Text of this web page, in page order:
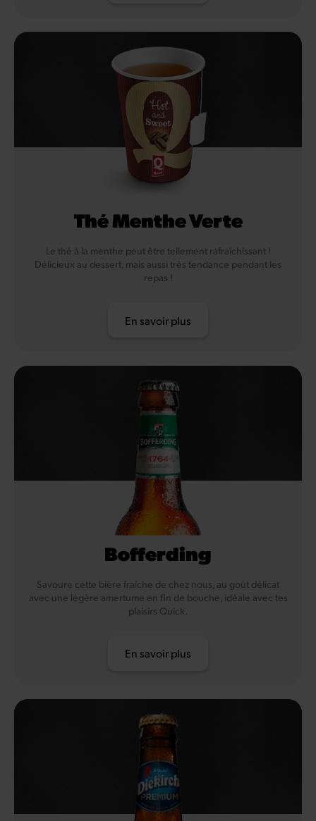
Thé Menthe Verte
Le thé à la menthe peut être tellement rafraîchissant !
Délicieux au dessert, mais aussi très tendance pendant les
repas !
En savoir plus
Bofferding
Savoure cette bière fraîche de chez nous, au goût délicat
avec une légère amertume en fin de bouche, idéale avec tes
plaisirs Quick.
En savoir plus